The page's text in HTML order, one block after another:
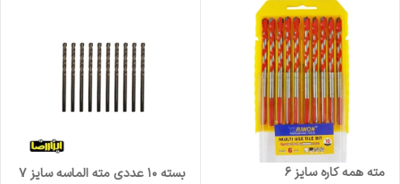
مته همه کاره سایز 6 بسته 10 عددی مته الماسه سایز 7